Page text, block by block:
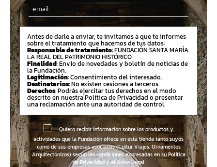
Email
Antes de darle a enviar, te invitamos a que te informes
sobre el tratamiento que hacemos de tus datos:
Responsable de tratamiento: FUNDACIÓN SANTA MARÍA
LA REAL DEL PATRIMONIO HISTÓRICO
Finalidad: Envío de novedades y boletín de noticias de
la Fundación.
Legitimación: Consentimiento del interesado.
Destinatarios: No existen cesiones a terceros.
Derechos: Podrás ejercitar tus derechos en el modo
descrito en nuestra Política de Privacidad o presentar
una reclamación ante una autoridad de control.
Quiero recibir información sobre los productos y
actividades que la Fundación ofrece en esta tienda tanto suyos
como de sus empresas asociadas (Cultur Viajes, Ornamentos
Arquitectónicos) según las condiciones expresadas en suPolítica
de Privacidad y el Aviso Legal